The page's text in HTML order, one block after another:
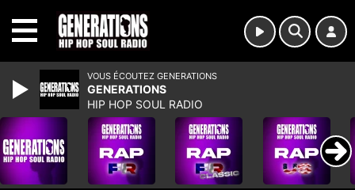
VOUS ÉCOUTEZ GENERATIONS
GENERATIONS
HIP HOP SOUL RADIO